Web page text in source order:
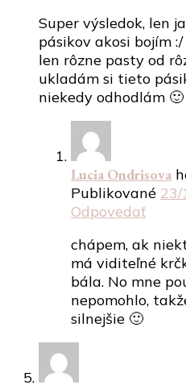
Super výsledok, len
pásikov akosi bojím
len rôzne pasty od
ukladám si tieto
niekedy odhodlám 🙂
Lucia Ondrisova
Publikované 23/
Odpovedať
chápem, ak
má viditeľné
bála. No mne
nepomohlo,
silnejšie 🙂